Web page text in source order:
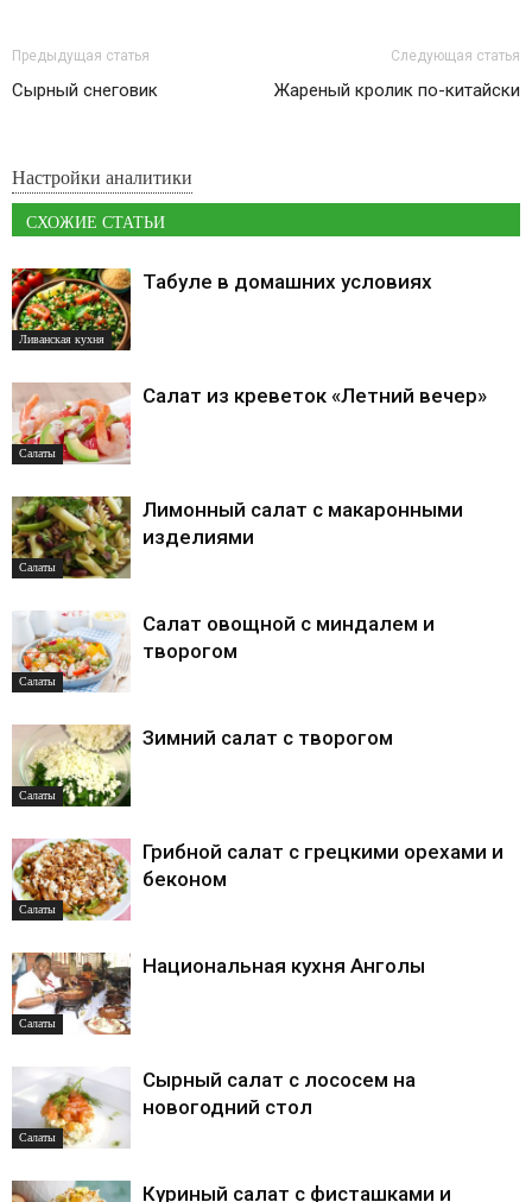
Предыдущая статья
Сырный снеговик
Следующая статья
Жареный кролик по-китайски
Настройки аналитики
СХОЖИЕ СТАТЬИ
Ливанская кухня
Табуле в домашних условиях
Салаты
Салат из креветок «Летний вечер»
Салаты
Лимонный салат с макаронными
изделиями
Салаты
Салат овощной с миндалем и
творогом
Салаты
Зимний салат с творогом
Салаты
Грибной салат с грецкими орехами и
беконом
Салаты
Национальная кухня Анголы
Салаты
Сырный салат с лососем на
новогодний стол
Куриный салат с фисташками и